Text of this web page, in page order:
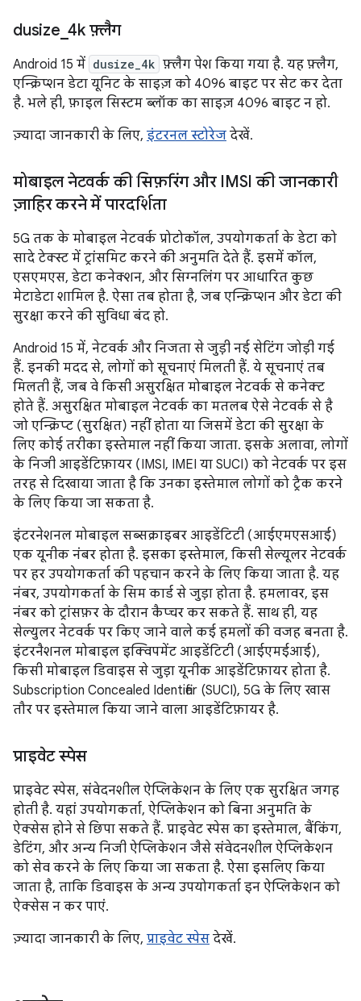
dusize _4k फ़्लैग
Android 15 में dusize_4k फ़्लैग पेश किया गया है. यह फ़्लैग,
एन्क्रिप्शन डेटा यूनिट के साइज़ को 4096 बाइट पर सेट कर देता
है. भले ही, फ़ाइल सिस्टम ब्लॉक का साइज़ 4096 बाइट न हो.
ज़्यादा जानकारी के लिए, इंटरनल स्टोरेज देखें.
मोबाइल नेटवर्क की सिफ़रिंग और IMSI की जानकारी
ज़ाहिर करने में पारदर्शिता
5G तक के मोबाइल नेटवर्क प्रोटोकॉल, उपयोगकर्ता के डेटा को
सादे टेक्स्ट में ट्रांसमिट करने की अनुमति देते हैं. इसमें कॉल,
एसएमएस, डेटा कनेक्शन, और सिग्नलिंग पर आधारित कुछ
मेटाडेटा शामिल है. ऐसा तब होता है, जब एन्क्रिप्शन और डेटा की
सुरक्षा करने की सुविधा बंद हो.
Android 15 में, नेटवर्क और निजता से जुड़ी नई सेटिंग जोड़ी गई
हैं. इनकी मदद से, लोगों को सूचनाएं मिलती हैं. ये सूचनाएं तब
मिलती हैं, जब वे किसी असुरक्षित मोबाइल नेटवर्क से कनेक्ट
होते हैं. असुरक्षित मोबाइल नेटवर्क का मतलब ऐसे नेटवर्क से है
जो एन्क्रिप्ट (सुरक्षित) नहीं होता या जिसमें डेटा की सुरक्षा के
लिए कोई तरीका इस्तेमाल नहीं किया जाता. इसके अलावा, लोगों
के निजी आइडेंटिफ़ायर (IMSI, IMEI या SUCI) को नेटवर्क पर इस
तरह से दिखाया जाता है कि उनका इस्तेमाल लोगों को ट्रैक करने
के लिए किया जा सकता है.
इंटरनेशनल मोबाइल सब्सक्राइबर आइडेंटिटी (आईएमएसआई)
एक यूनीक नंबर होता है. इसका इस्तेमाल, किसी सेल्यूलर नेटवर्क
पर हर उपयोगकर्ता की पहचान करने के लिए किया जाता है. यह
नंबर, उपयोगकर्ता के सिम कार्ड से जुड़ा होता है. हमलावर, इस
नंबर को ट्रांसफ़र के दौरान कैप्चर कर सकते हैं. साथ ही, यह
सेल्युलर नेटवर्क पर किए जाने वाले कई हमलों की वजह बनता है.
इंटरनैशनल मोबाइल इक्विपमेंट आइडेंटिटी (आईएमईआई),
किसी मोबाइल डिवाइस से जुड़ा यूनीक आइडेंटिफ़ायर होता है.
Subscription Concealed Identifier (SUCI), 5G के लिए खास
तौर पर इस्तेमाल किया जाने वाला आइडेंटिफ़ायर है.
प्राइवेट स्पेस
प्राइवेट स्पेस, संवेदनशील ऐप्लिकेशन के लिए एक सुरक्षित जगह
होती है. यहां उपयोगकर्ता, ऐप्लिकेशन को बिना अनुमति के
ऐक्सेस होने से छिपा सकते हैं. प्राइवेट स्पेस का इस्तेमाल, बैंकिंग,
डेटिंग, और अन्य निजी ऐप्लिकेशन जैसे संवेदनशील ऐप्लिकेशन
को सेव करने के लिए किया जा सकता है. ऐसा इसलिए किया
जाता है, ताकि डिवाइस के अन्य उपयोगकर्ता इन ऐप्लिकेशन को
ऐक्सेस न कर पाएं.
ज़्यादा जानकारी के लिए, प्राइवेट स्पेस देखें.